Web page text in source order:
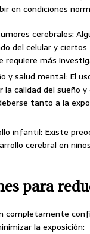
en condiciones
cerebrales:
del celular y
requiere más
y salud mental: El
calidad del sueño
tanto a la
infantil: Existe
cerebral en
para
completamente
la exposición: